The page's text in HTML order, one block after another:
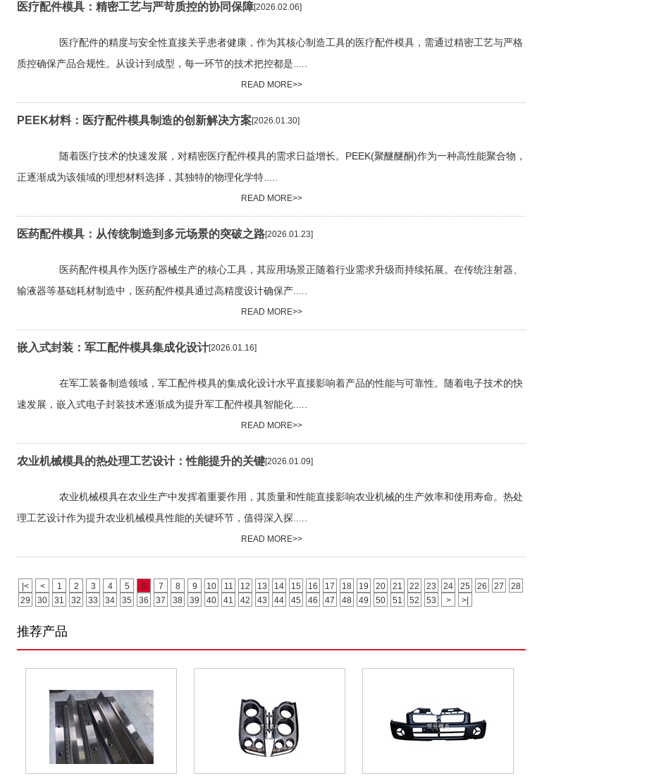
医疗配件模具：精密工艺与严苛质控的协同保障[2026.02.06]
医疗配件的精度与安全性直接关乎患者健康，作为其核心制造工具的医疗配件模具，需通过精密工艺与严格
质控确保产品合规性。从设计到成型，每一环节的技术把控都是.....
READ MORE>>
PEEK材料：医疗配件模具制造的创新解决方案[2026.01.30]
随着医疗技术的快速发展，对精密医疗配件模具的需求日益增长。PEEK(聚醚醚酮)作为一种高性能聚合物，
正逐渐成为该领域的理想材料选择，其独特的物理化学特.....
READ MORE>>
医药配件模具：从传统制造到多元场景的突破之路[2026.01.23]
医药配件模具作为医疗器械生产的核心工具，其应用场景正随着行业需求升级而持续拓展。在传统注射器、
输液器等基础耗材制造中，医药配件模具通过高精度设计确保产.....
READ MORE>>
嵌入式封装：军工配件模具集成化设计[2026.01.16]
在军工装备制造领域，军工配件模具的集成化设计水平直接影响着产品的性能与可靠性。随着电子技术的快
速发展，嵌入式电子封装技术逐渐成为提升军工配件模具智能化.....
READ MORE>>
农业机械模具的热处理工艺设计：性能提升的关键[2026.01.09]
农业机械模具在农业生产中发挥着重要作用，其质量和性能直接影响农业机械的生产效率和使用寿命。热处
理工艺设计作为提升农业机械模具性能的关键环节，值得深入探.....
READ MORE>>
|< < 1 2 3 4 5 6 7 8 9 10 11 12 13 14 15 16 17 18 19 20 21 22 23 24 25 26 27
28
29
30 31 32 33 34 35 36 37 38 39 40 41 42 43 44 45 46 47 48 49 50 51 52 53 > >|
推荐产品